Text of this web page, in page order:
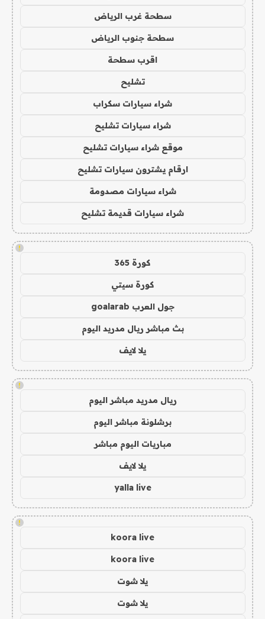
سطحة غرب الرياض
سطحة جنوب الرياض
اقرب سطحة
تشليح
شراء سيارات سكراب
شراء سيارات تشليح
موقع شراء سيارات تشليح
ارقام يشترون سيارات تشليح
شراء سيارات مصدومة
شراء سيارات قديمة تشليح
!
كورة 365
كورة سيتي
جول العرب goalarab
بث مباشر ريال مدريد اليوم
يلا لايف
!
ريال مدريد مباشر اليوم
برشلونة مباشر اليوم
مباريات اليوم مباشر
يلا لايف
yalla live
!
koora live
koora live
يلا شوت
يلا شوت